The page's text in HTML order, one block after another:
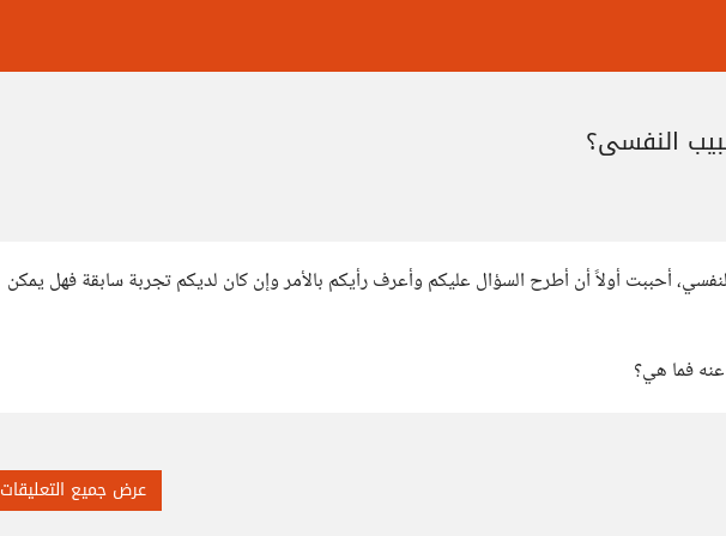
النفسي؟
أحببت أولاً أن أطرح السؤال عليكم وأعرف رأيكم بالأمر وإن كان لديكم تجربة سابقة فهل يمكن
فما هي؟
عرض جميع التعليقات